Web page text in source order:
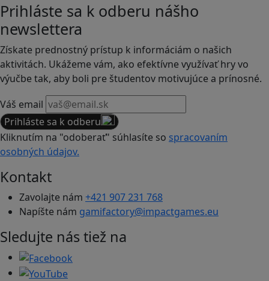
Prihláste sa k odberu nášho
newslettera
Získate prednostný prístup k informáciám o našich
aktivitách. Ukážeme vám, ako efektívne využívať hry vo
výučbe tak, aby boli pre študentov motivujúce a prínosné.
Váš email
Prihláste sa k odberu
Kliknutím na "odoberať" súhlasíte so spracovaním
osobných údajov.
Kontakt
Zavolajte nám +421 907 231 768
Napíšte nám gamifactory@impactgames.eu
Sledujte nás tiež na